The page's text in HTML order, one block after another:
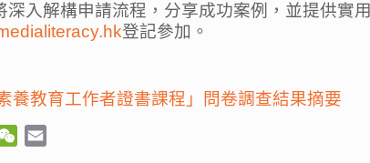
深入解構申請流程，分享成功案例，並提供實
登記參加。
養教育工作者證書課程」問卷調查結果摘要
WeChat